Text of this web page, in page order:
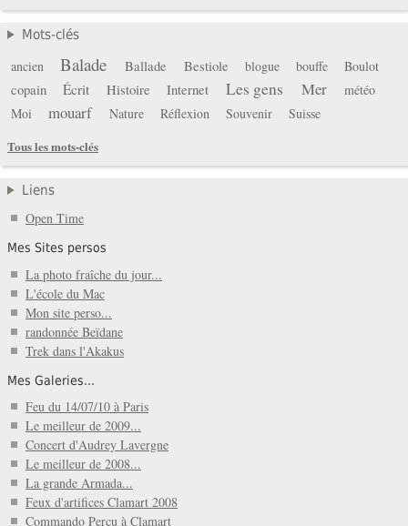
Mots-clés
ancien Balade Ballade Bestiole blogue bouffe Boulot
copain Écrit Histoire Internet Les gens Mer
météo
Moi
mouarf Nature Réflexion Souvenir
Suisse
Tous les mots-clés
Liens
Open Time
Mes Sites persos
La photo fraîche du jour...
L'école du Mac
Mon site perso...
randonnée Beïdane
Trek dans l'Akakus
Mes Galeries...
Feu du 14/07/10 à Paris
Le meilleur de 2009...
Concert d'Audrey Lavergne
Le meilleur de 2008...
La grande Armada...
Feux d'artifices Clamart 2008
Commando Percu à Clamart